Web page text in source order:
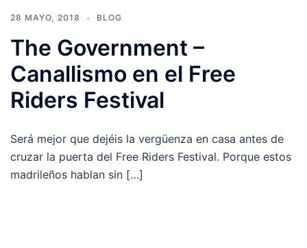
28 MAYO, 2018 BLOG
The Government –
Canallismo en el Free
Riders Festival
Será mejor que dejéis la vergüenza en casa antes de
cruzar la puerta del Free Riders Festival. Porque estos
madrileños hablan sin […]